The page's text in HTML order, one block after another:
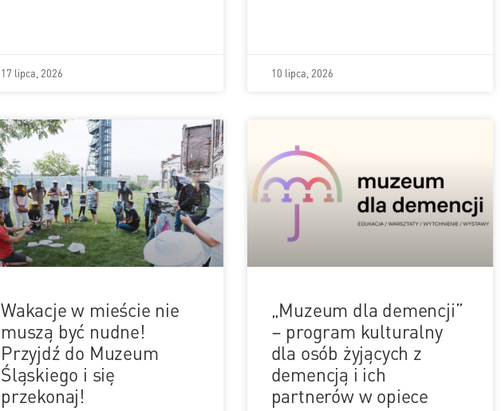
17 lipca, 2026 10 lipca, 2026
Wakacje w mieście nie
muszą być nudne!
Przyjdź do Muzeum
Śląskiego i się
przekonaj!
„Muzeum dla demencji”
– program kulturalny
dla osób żyjących z
demencją i ich
partnerów w opiece